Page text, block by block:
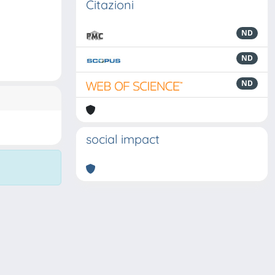
Citazioni
ND
ND
ND
social impact